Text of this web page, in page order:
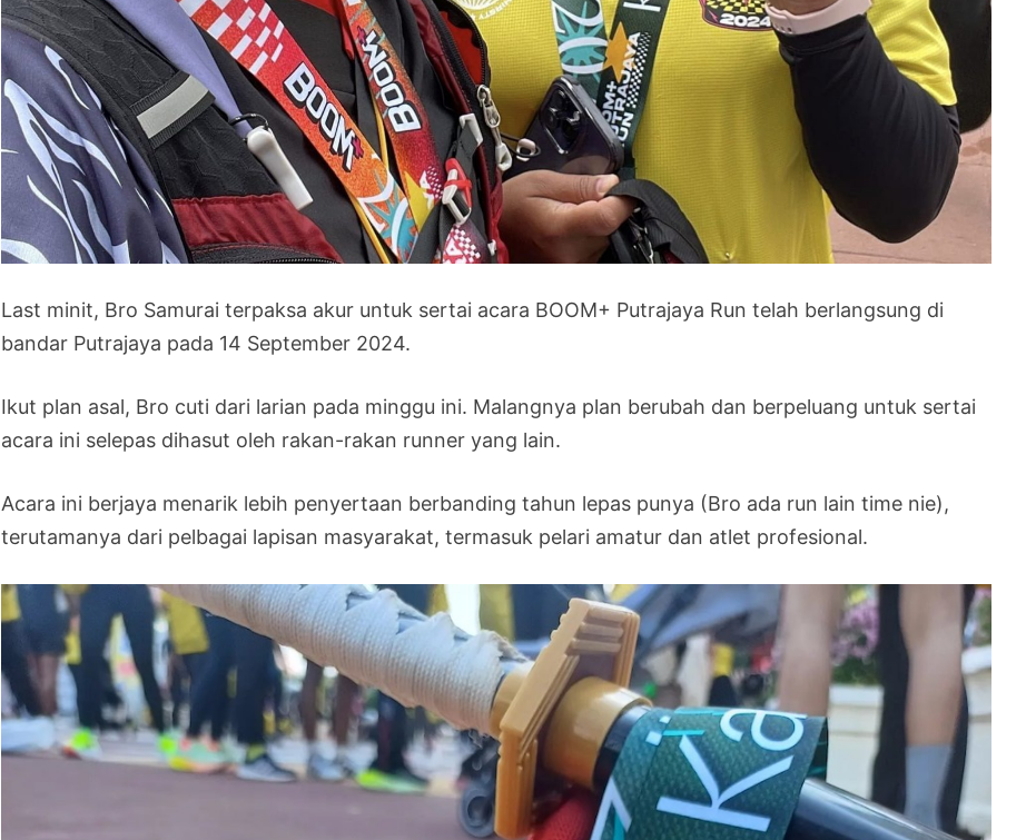
Last minit, Bro Samurai terpaksa akur untuk sertai acara BOOM+ Putrajaya Run telah berlangsung di
bandar Putrajaya pada 14 September 2024.
Ikut plan asal, Bro cuti dari larian pada minggu ini. Malangnya plan berubah dan berpeluang untuk sertai
acara ini selepas dihasut oleh rakan-rakan runner yang lain.
Acara ini berjaya menarik lebih penyertaan berbanding tahun lepas punya (Bro ada run lain time nie),
terutamanya dari pelbagai lapisan masyarakat, termasuk pelari amatur dan atlet profesional.